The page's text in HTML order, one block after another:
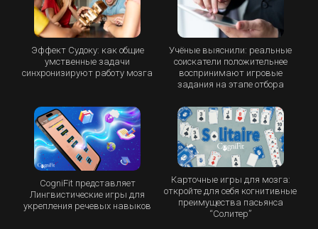
Эффект Судоку: как общие
умственные задачи
синхронизируют работу мозга
Учёные выяснили: реальные
соискатели положительнее
воспринимают игровые
задания на этапе отбора
CogniFit представляет
Лингвистические игры для
укрепления речевых навыков
Карточные игры для мозга:
откройте для себя когнитивные
преимущества пасьянса
“Cолитер”